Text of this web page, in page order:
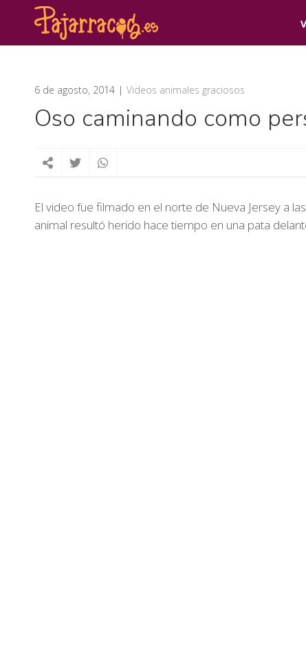
6 de agosto, 2014 Videos animales graciosos
Oso caminando como
El video fue filmado en el norte de Nueva Jersey a
animal resultó herido hace tiempo en una pata